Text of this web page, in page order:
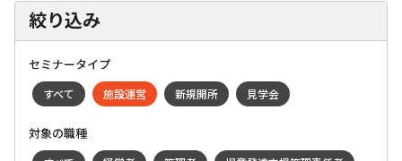
絞り込み
セミナータイプ
すべて 施設運営 新規開所 見学会
対象の職種